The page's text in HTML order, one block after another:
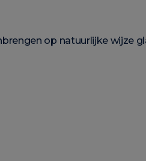
op natuurlijke wijze